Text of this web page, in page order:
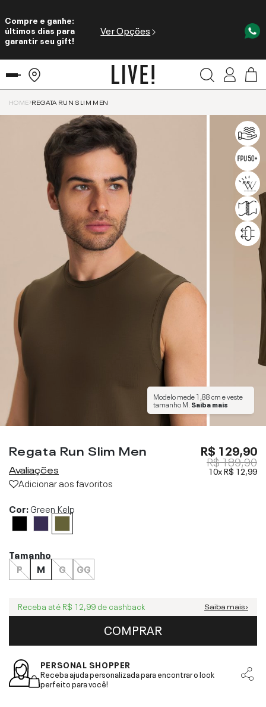
Compre e ganhe:
últimos dias para
garantir seu gift!
Ver Opções
HOME REGATA RUN SLIM MEN
Modelo mede1,88 cme veste
tamanhoM Saiba mais
Regata Run Slim Men
Avaliações
Adicionar aos favoritos
R$ 129,90
R$ 189,90
10xR$ 12,99
Cor:Green Kelp
Tamanho
P
M G GG
Receba até R$ 12,99 de cashback Saiba mais ›
COMPRAR
PERSONAL SHOPPER
Receba ajuda personalizada para encontrar o look
perfeito para você!